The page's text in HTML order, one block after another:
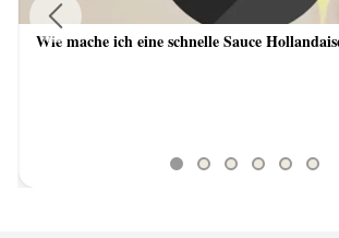
Wie mache ich eine schnelle Sauce
Previous